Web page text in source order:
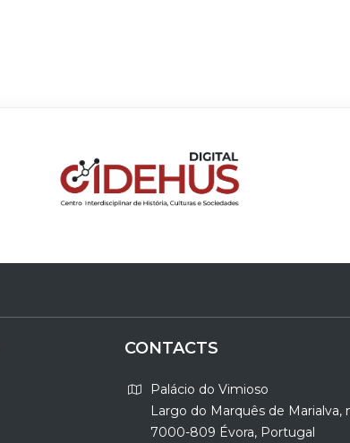
CONTACTS
Palácio do Vimioso
Largo do Marquês de Marialva,
7000-809 Évora, Portugal